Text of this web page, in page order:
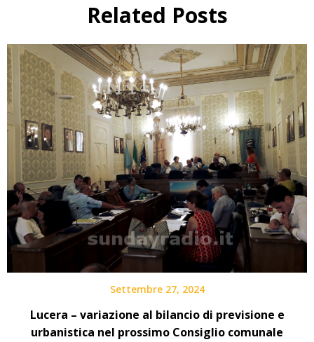
Related Posts
Settembre 27, 2024
Lucera – variazione al bilancio di previsione e
urbanistica nel prossimo Consiglio comunale